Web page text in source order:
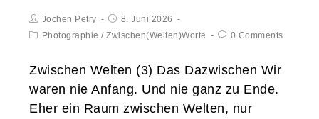
Jochen Petry
8. Juni 2026
Photographie /Zwischen(Welten)Worte 0 Comments
Zwischen Welten (3) Das Dazwischen Wir
waren nie Anfang. Und nie ganz zu Ende.
Eher ein Raum zwischen Welten, nur